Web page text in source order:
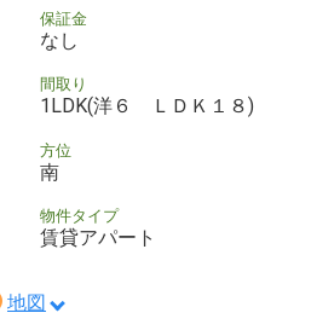
保証金
なし
間取り
1LDK(洋６ ＬＤＫ１８)
方位
南
物件タイプ
賃貸アパート
地図